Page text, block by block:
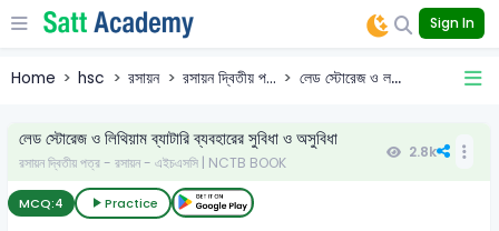
Sign In
Home hsc রসায়ন রসায়ন দ্বিতীয় প... লেড স্টোরেজ ও ল...
লেড স্টোরেজ ও লিথিয়াম ব্যাটারি ব্যবহারের সুবিধা ও অসুবিধা
রসায়ন দ্বিতীয় পত্র - রসায়ন - এইচএসসি | NCTB BOOK
2.8k
MCQ:4 Practice